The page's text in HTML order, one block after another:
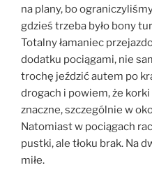
na plany, bo
gdzieś trzeba było bony
Totalny łamaniec
dodatku pociągami, nie
trochę jeździć autem po
drogach i powiem, że
znaczne, szczególnie w
Natomiast w pociągach
pustki, ale tłoku brak. Na
miłe.